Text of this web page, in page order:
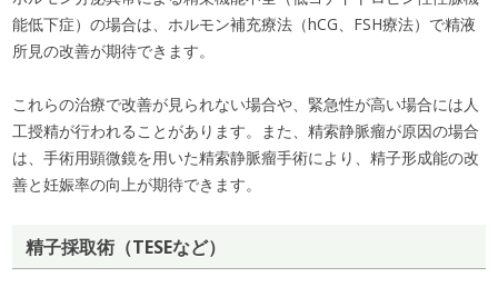
能低下症）の場合は、ホルモン補充療法（hCG、FSH療法）で精液
所見の改善が期待できます。
これらの治療で改善が見られない場合や、緊急性が高い場合には人
工授精が行われることがあります。また、精索静脈瘤が原因の場合
は、手術用顕微鏡を用いた精索静脈瘤手術により、精子形成能の改
善と妊娠率の向上が期待できます。
精子採取術（TESEなど）